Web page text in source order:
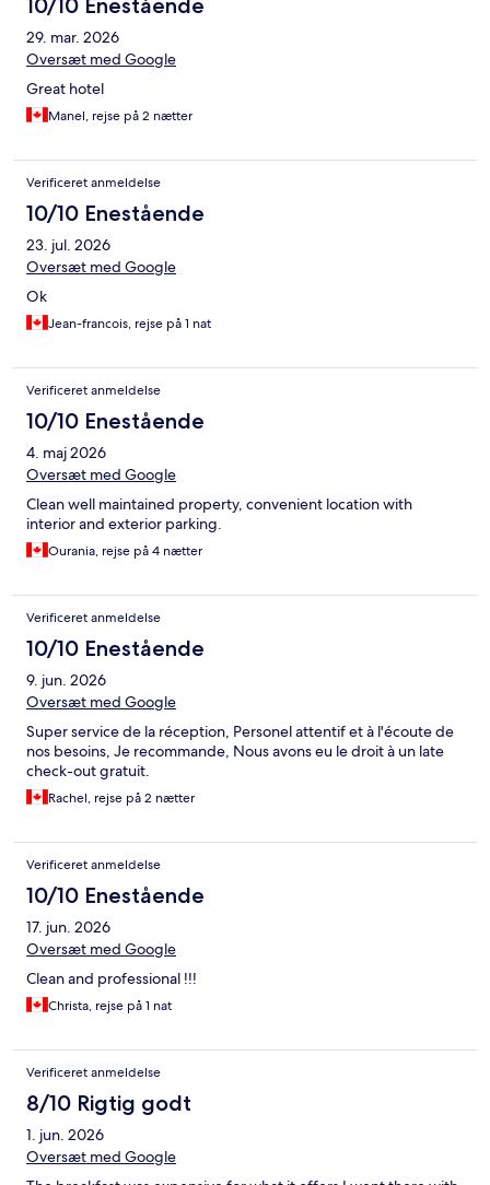
10/10 Enestående
29. mar. 2026
Oversæt med Google
Great hotel
Manel, rejse på 2 nætter
Verificeret anmeldelse
10/10 Enestående
23. jul. 2026
Oversæt med Google
Ok
Jean-francois, rejse på 1 nat
Verificeret anmeldelse
10/10 Enestående
4. maj 2026
Oversæt med Google
Clean well maintained property, convenient location with
interior and exterior parking.
Ourania, rejse på 4 nætter
Verificeret anmeldelse
10/10 Enestående
9. jun. 2026
Oversæt med Google
Super service de la réception, Personel attentif et à l'écoute de
nos besoins, Je recommande, Nous avons eu le droit à un late
check-out gratuit.
Rachel, rejse på 2 nætter
Verificeret anmeldelse
10/10 Enestående
17. jun. 2026
Oversæt med Google
Clean and professional !!!
Christa, rejse på 1 nat
Verificeret anmeldelse
8/10 Rigtig godt
1. jun. 2026
Oversæt med Google